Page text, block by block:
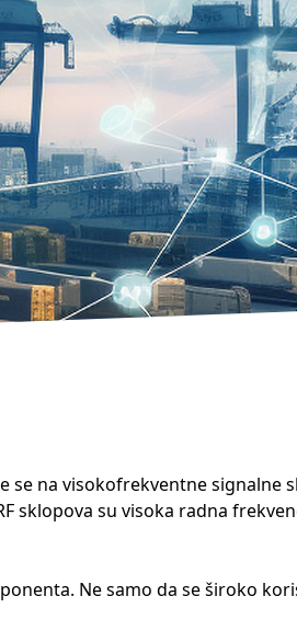
se na visokofrekventne signalne
su visoka radna
Ne samo da se široko